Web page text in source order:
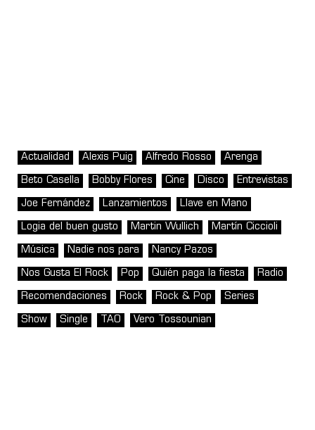
Actualidad Alexis Puig Alfredo Rosso Arenga
Beto Casella Bobby Flores Cine Disco Entrevistas
Joe Fernández Lanzamientos Llave en Mano
Logia del buen gusto Martin Wullich Martín Ciccioli
Música Nadie nos para Nancy Pazos
Nos Gusta El Rock Pop Quién paga la fiesta Radio
Recomendaciones Rock Rock & Pop Series
Show Single TAO Vero Tossounian